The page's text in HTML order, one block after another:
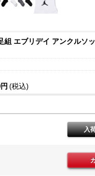
組 エブリデイ アンクルソ
(税込)